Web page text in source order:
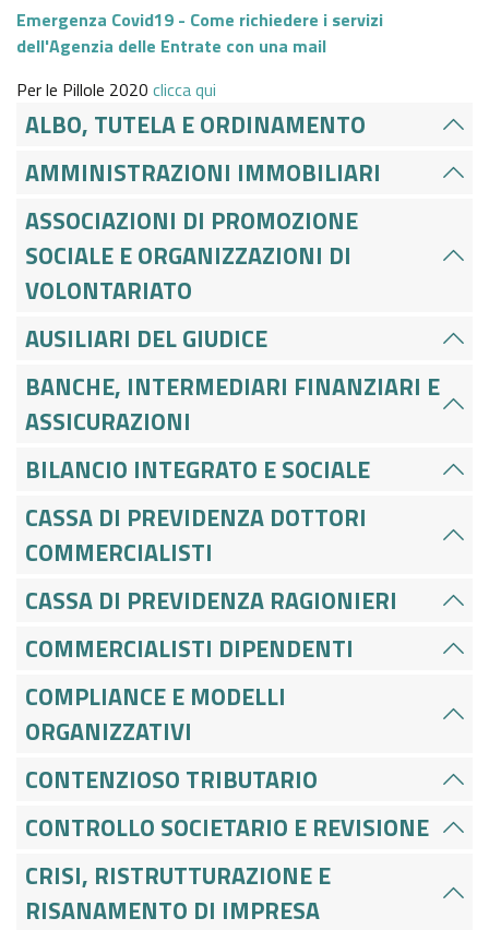
Emergenza Covid19 - Come richiedere i servizi
dell'Agenzia delle Entrate con una mail
Per le Pillole 2020 clicca qui
ALBO, TUTELA E ORDINAMENTO
AMMINISTRAZIONI IMMOBILIARI
ASSOCIAZIONI DI PROMOZIONE
SOCIALE E ORGANIZZAZIONI DI
VOLONTARIATO
AUSILIARI DEL GIUDICE
BANCHE, INTERMEDIARI FINANZIARI E
ASSICURAZIONI
BILANCIO INTEGRATO E SOCIALE
CASSA DI PREVIDENZA DOTTORI
COMMERCIALISTI
CASSA DI PREVIDENZA RAGIONIERI
COMMERCIALISTI DIPENDENTI
COMPLIANCE E MODELLI
ORGANIZZATIVI
CONTENZIOSO TRIBUTARIO
CONTROLLO SOCIETARIO E REVISIONE
CRISI, RISTRUTTURAZIONE E
RISANAMENTO DI IMPRESA
PAGAMENTI DELL'AMMINISTRAZIONE
ALTRI CONTENUTI - CORRUZIONE
ALTRI CONTENUTI - ACCESSO CIVICO
ALTRI CONTENUTI
INTERVENTI STRAORDINARI E DI EMERGENZA
NORMATTIVA